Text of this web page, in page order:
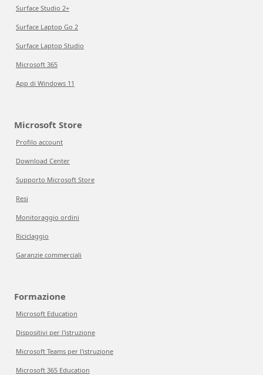
Surface Studio 2+
Surface Laptop Go 2
Surface Laptop Studio
Microsoft 365
App di Windows 11
Microsoft Store
Profilo account
Download Center
Supporto Microsoft Store
Resi
Monitoraggio ordini
Riciclaggio
Garanzie commerciali
Formazione
Microsoft Education
Dispositivi per l'istruzione
Microsoft Teams per l'istruzione
Microsoft 365 Education